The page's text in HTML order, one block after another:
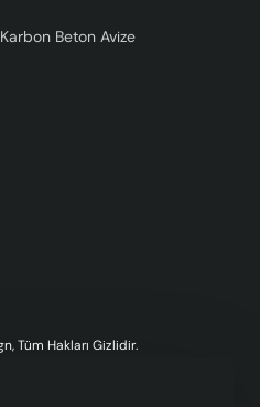
Beton Avize
Tüm Hakları Gizlidir.